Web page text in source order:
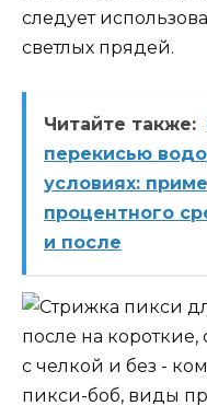
следует
светлых прядей.
Читайте также:
перекисью
условиях:
процентного
и после